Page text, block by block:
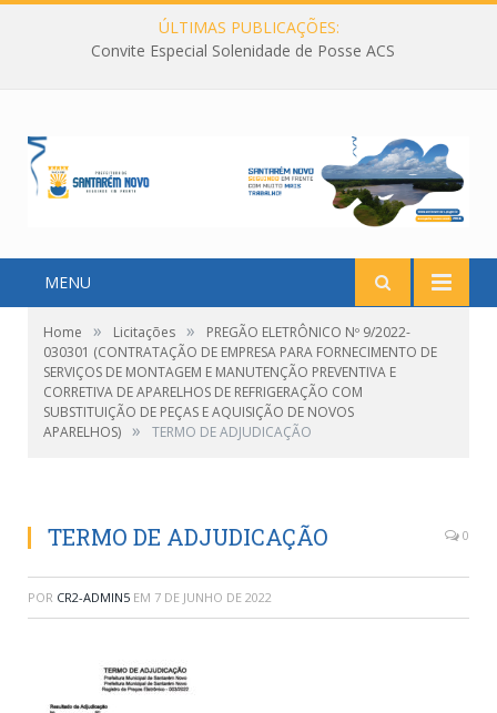
ÚLTIMAS PUBLICAÇÕES:
Convite Especial Solenidade de Posse ACS
MENU
Home » Licitações »
PREGÃO ELETRÔNICO Nº 9/2022-
030301 (CONTRATAÇÃO DE EMPRESA PARA FORNECIMENTO DE
SERVIÇOS DE MONTAGEM E MANUTENÇÃO PREVENTIVA E
CORRETIVA DE APARELHOS DE REFRIGERAÇÃO COM
SUBSTITUIÇÃO DE PEÇAS E AQUISIÇÃO DE NOVOS
APARELHOS) » TERMO DE ADJUDICAÇÃO
TERMO DE ADJUDICAÇÃO 0
POR CR2-ADMIN5 EM 7 DE JUNHO DE 2022